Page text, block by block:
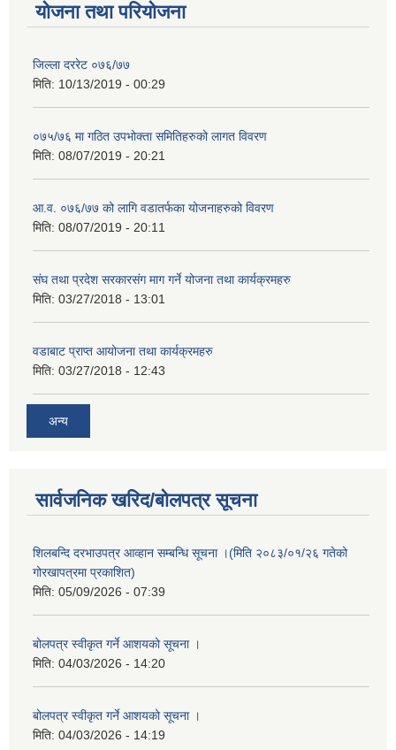
योजना तथा परियोजना
जिल्ला दररेट ०७६/७७
मिति: 10/13/2019 - 00:29
०७५/७६ मा गठित उपभोक्ता समितिहरुको लागत विवरण
मिति: 08/07/2019 - 20:21
आ.व. ०७६/७७ को लागि वडातर्फका योजनाहरुको विवरण
मिति: 08/07/2019 - 20:11
संघ तथा प्रदेश सरकारसंग माग गर्ने योजना तथा कार्यक्रमहरु
मिति: 03/27/2018 - 13:01
वडाबाट प्राप्त आयोजना तथा कार्यक्रमहरु
मिति: 03/27/2018 - 12:43
अन्य
सार्वजनिक खरिद/बोलपत्र सूचना
शिलबन्दि दरभाउपत्र आव्हान सम्बन्धि सूचना ।(मिति २०८३/०१/२६ गतेको
गोरखापत्रमा प्रकाशित)
मिति: 05/09/2026 - 07:39
बोलपत्र स्वीकृत गर्ने आशयको सूचना ।
मिति: 04/03/2026 - 14:20
बोलपत्र स्वीकृत गर्ने आशयको सूचना ।
मिति: 04/03/2026 - 14:19